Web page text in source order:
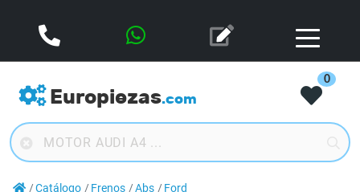
Europiezas.com
0
Catálogo Frenos Abs Ford